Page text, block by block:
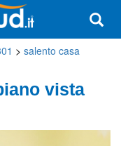
> salento casa
vista